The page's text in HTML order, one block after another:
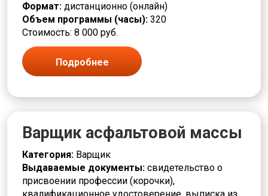
Вальцовщик
Варщик
Водитель погрузчика
Горное дело
Горнорабочий
Грузчик
Дозировщик
Дренажник
Дробильщик
ЖКХ и городское хозяйство
Заготовщик
Формат: дистанционно (онлайн)
Объем программы (часы): 320
Стоимость: 8 000 руб.
Подробнее
Варщик асфальтовой массы
Категория: Варщик
Выдаваемые документы: свидетельство о
присвоении профессии (корочки),